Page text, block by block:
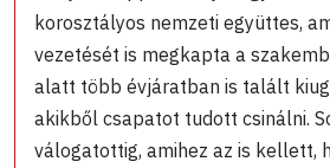
korosztályos nemzeti együttes,
vezetését is megkapta a
alatt több évjáratban is talált
akikből csapatot tudott csinálni.
válogatottig, amihez az is kellett,